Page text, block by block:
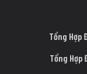
Tổng Hợp
Tổng Hợp